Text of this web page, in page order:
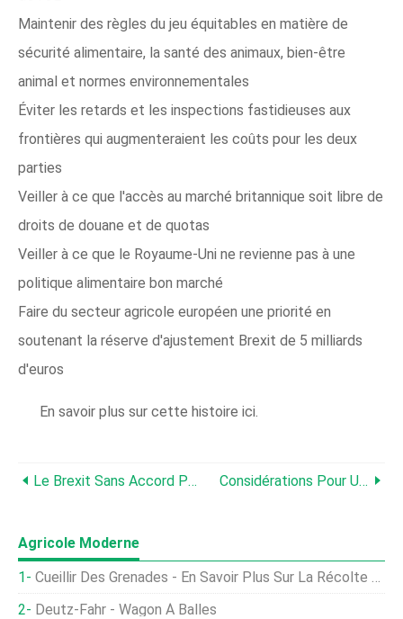
Maintenir des règles du jeu équitables en matière de
sécurité alimentaire, la santé des animaux, bien-être
animal et normes environnementales
Éviter les retards et les inspections fastidieuses aux
frontières qui augmenteraient les coûts pour les deux
parties
Veiller à ce que l'accès au marché britannique soit libre de
droits de douane et de quotas
Veiller à ce que le Royaume-Uni ne revienne pas à une
politique alimentaire bon marché
Faire du secteur agricole européen une priorité en
soutenant la réserve d'ajustement Brexit de 5 milliards
d'euros
En savoir plus sur cette histoire ici.
Le Brexit Sans Accord Pourrait Limiter Les Options Alimentaires Abordables Pour Les Consommateurs Britanniques - Lloyd's Register Considérations Pour Un Contrôle Efficace De La Vermine
Agricole Moderne
Cueillir Des Grenades - En Savoir Plus Sur La Récolte Des Grenades
Deutz-Fahr - Wagon À Balles